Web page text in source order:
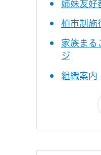
姉妹友好
柏市制施
家族まる
ジ
組織案内